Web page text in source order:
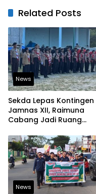
Related Posts
News
Sekda Lepas Kontingen
Jamnas XII, Raimuna
Cabang Jadi Ruang
dan Berjiwa Pemimpin
News